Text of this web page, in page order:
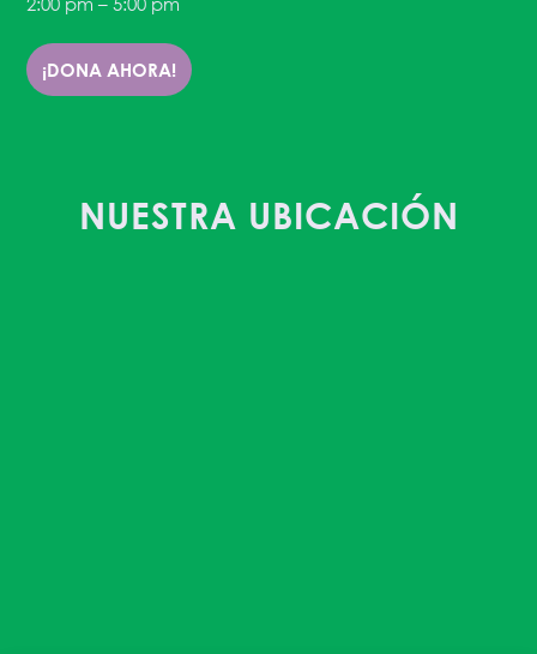
¡DONA AHORA!
NUESTRA UBICACIÓN